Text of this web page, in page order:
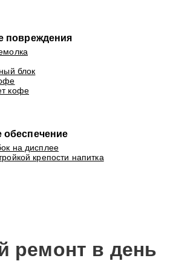
повреждения
блок
кофе
на дисплее
крепости напитка
ремонт в день